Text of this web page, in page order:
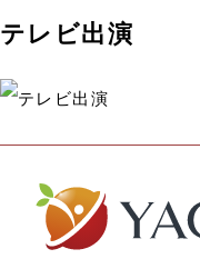
テレビ出演